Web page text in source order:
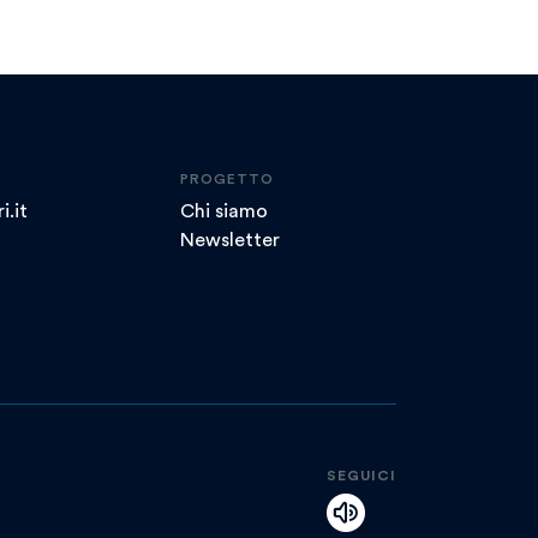
PROGETTO
Chi siamo
Newsletter
SEGUICI